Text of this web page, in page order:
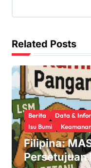
i
g
a
t
i
o
Related Posts
Berita Data &
Isu Bumi
Filipina:
Persetujuan